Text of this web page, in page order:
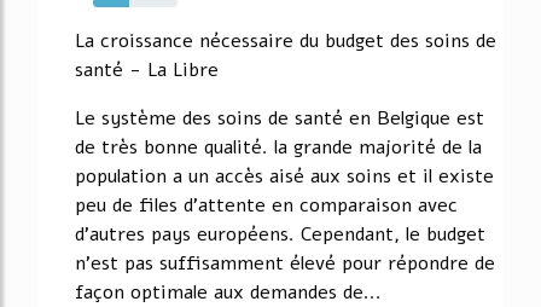
43%
La croissance nécessaire du budget des soins de
santé - La Libre
Le système des soins de santé en Belgique est
de très bonne qualité. la grande majorité de la
population a un accès aisé aux soins et il existe
peu de files d'attente en comparaison avec
d'autres pays européens. Cependant, le budget
n'est pas suffisamment élevé pour répondre de
façon optimale aux demandes de...